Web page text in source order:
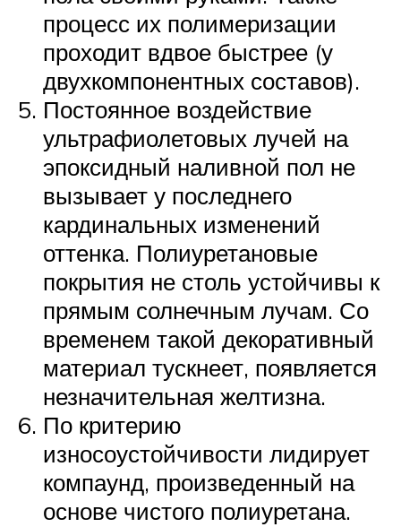
процесс их полимеризации
проходит вдвое быстрее (у
двухкомпонентных составов).
Постоянное воздействие
ультрафиолетовых лучей на
эпоксидный наливной пол не
вызывает у последнего
кардинальных изменений
оттенка. Полиуретановые
покрытия не столь устойчивы к
прямым солнечным лучам. Со
временем такой декоративный
материал тускнеет, появляется
незначительная желтизна.
По критерию
износоустойчивости лидирует
компаунд, произведенный на
основе чистого полиуретана.